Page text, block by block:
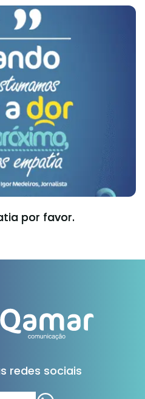
por favor.
redes sociais